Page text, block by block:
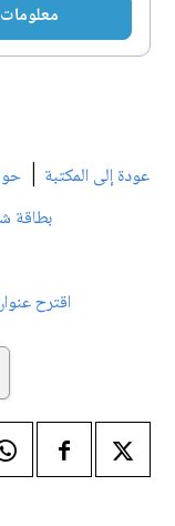
معلومات
عودة إلى المكتبة |
بطاقة
اقترح